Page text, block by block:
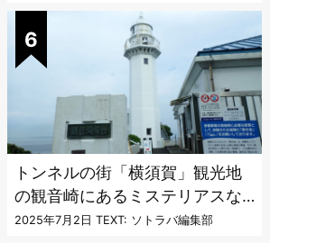
トンネルの街「横須賀」観光地
の観音崎にあるミステリアスな
隧道を歩く
2025年7月2日 TEXT: ソトラバ編集部